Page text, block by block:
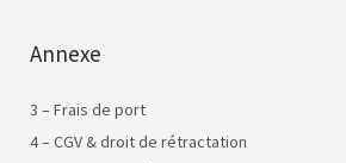
Annexe
3 – Frais de port
4 – CGV & droit de rétractation